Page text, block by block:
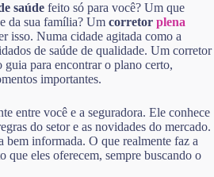
saúde feito só para você? Um que
da sua família? Um corretor plena
isso. Numa cidade agitada como a
de saúde de qualidade. Um corretor
para encontrar o plano certo,
importantes.
entre você e a seguradora. Ele conhece
do setor e as novidades do mercado.
bem informada. O que realmente faz a
que eles oferecem, sempre buscando o